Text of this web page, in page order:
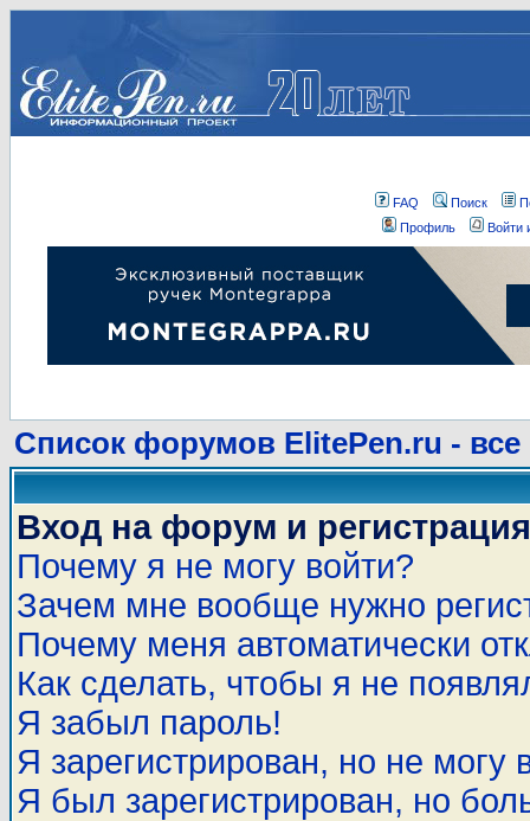
FAQ Поиск
Профиль
Войти
Список форумов ElitePen.ru - все
Вход на форум и регистрация
Почему я не могу войти?
Зачем мне вообще нужно
Почему меня автоматически
Как сделать, чтобы я не
Я забыл пароль!
Я зарегистрирован, но не могу
Я был зарегистрирован, но